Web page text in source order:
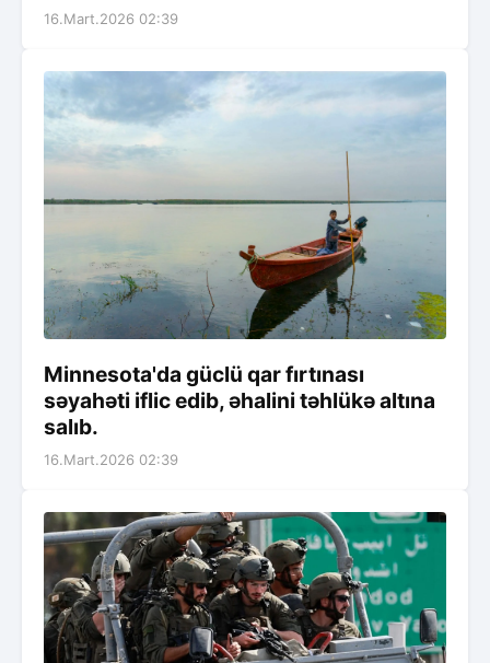
16.Mart.2026 02:39
Minnesota'da güclü qar fırtınası
səyahəti iflic edib, əhalini təhlükə altına
salıb.
16.Mart.2026 02:39